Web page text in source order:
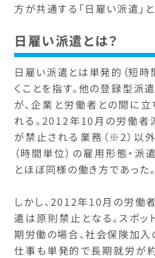
方が共通する「日雇い派遣」と
日雇い派遣とは？
日雇い派遣とは単発的（短時
くことを指す。他の登録型派
が、企業と労働者との間に
れる。2012年10月の労働者
が禁止される業務（※2）以
（時間単位）の雇用形態・派
とほぼ同様の働き方であった。
しかし、2012年10月の労働
遣は原則禁止となる。スポッ
期労働の場合、社会保険加入
仕事も単発的で長期就労が